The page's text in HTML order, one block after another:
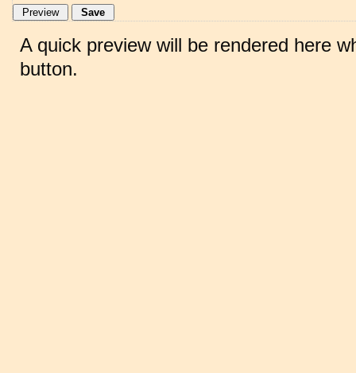
A quick preview will be rendered here
button.